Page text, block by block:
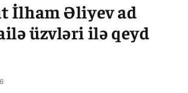
İlham Əliyev ad
üzvləri ilə qeyd